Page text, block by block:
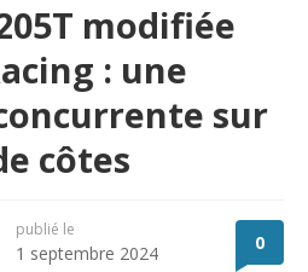
modifiée
: une
sur
côtes
publié le
1 septembre 2024 0